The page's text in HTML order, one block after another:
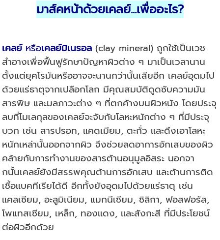
มาส์คหน้าด้วยเคลย์...เพื่ออะไร?
เคลย์ หรือเคลย์มิเนรอล (clay mineral) ถูกใช้เป็นเวช
สำอางเพื่อฟื้นฟูรักษาปัญหาผิวต่าง ๆ มาเป็นเวลานาน
ตั้งแต่ยุคโรมันหรืออาจจะนานกว่านั้นเสียอีก เคลย์อุดมไป
ด้วยแร่ธาตุจากเปลือกโลก มีคุณสมบัติดูดซับความมัน
สารพิษ และมลภาวะต่าง ๆ ที่ตกค้างบนผิวหนัง โดยประจุ
ลบที่โมเลกุลของเคลย์จะจับกับโลหะหนักต่าง ๆ ที่มีประจุ
บวก เช่น สารปรอท, แคดเมียม, ตะกั่ว และดึงเอาโลหะ
หนักเหล่านั้นออกจากผิว จึงช่วยลดอาการอักเสบของผิว
คล้ายกับการทำงานของสารต้านอนุมูลอิสระ นอกจา
กนั้นเคลย์ยังมีสรรพคุณต้านการอักเสบ และต้านการติด
เชื้อแบคทีเรียได้ดี อีกทั้งยังอุดมไปด้วยแร่ธาตุ เช่น
แคลเซียม, อะลูมิเนียม, แมกนีเซียม, ซิลิกา, ฟอสฟอรัส,
โพแทสเซียม, เหล็ก, ทองแดง, และสังกะสี ที่มีประโยชน์
ต่อผิวอีกด้วย